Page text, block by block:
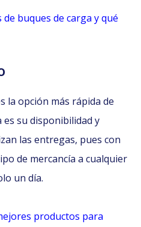
buques de carga y qué
la opción más rápida de
es su disponibilidad y
las entregas, pues con
de mercancía a cualquier
un día.
productos para